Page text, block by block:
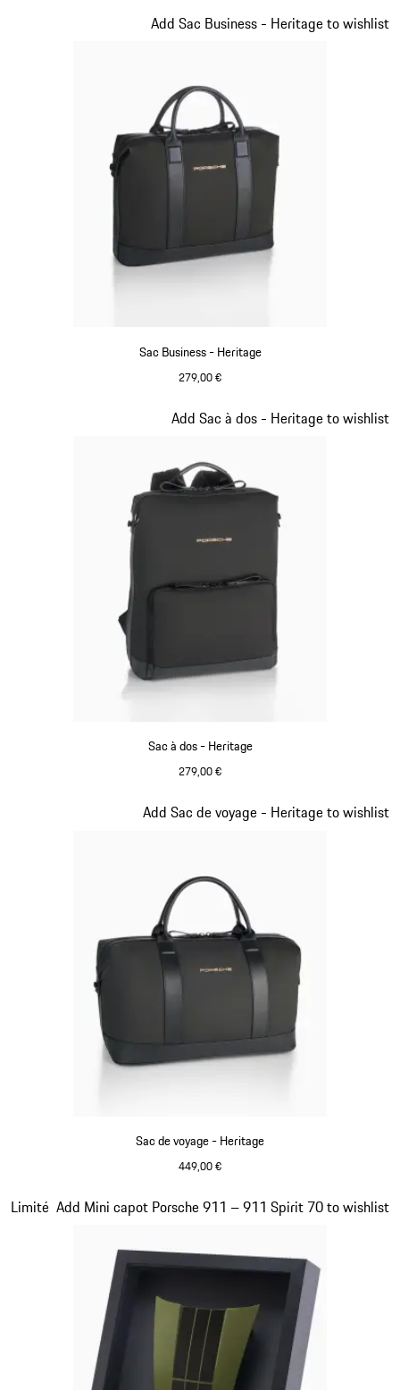
Sac Business - Heritage
279,00 €
Add Sac Business - Heritage to wishlist
Sac à dos - Heritage
279,00 €
Add Sac à dos - Heritage to wishlist
Sac de voyage - Heritage
449,00 €
Add Sac de voyage - Heritage to wishlist
Limité Add Mini capot Porsche 911 – 911 Spirit 70 to wishlist
Diapositive 11 sur 20